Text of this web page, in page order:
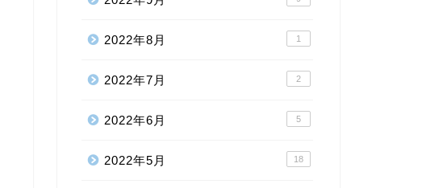
2022年8月 1
2022年7月 2
2022年6月 5
2022年5月 18